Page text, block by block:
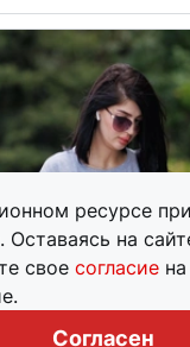
ресурсе
на
свое согласие
Согласен